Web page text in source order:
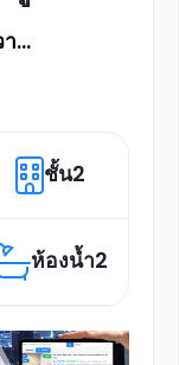
ชั้น2
ห้องน้ำ2